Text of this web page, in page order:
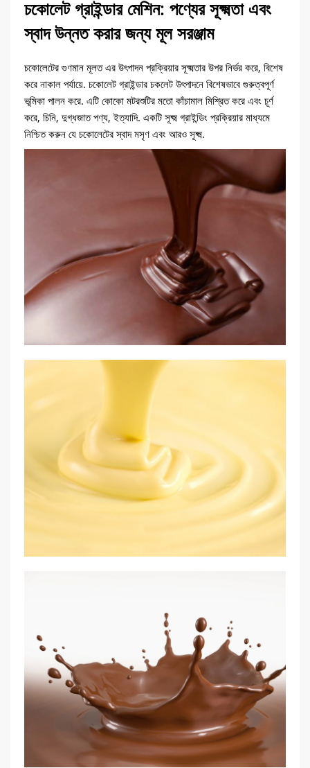
চকোলেট গ্রাইন্ডার মেশিন: পণ্যের সূক্ষ্মতা এবং
স্বাদ উন্নত করার জন্য মূল সরঞ্জাম
চকোলেটের গুণমান মূলত এর উৎপাদন প্রক্রিয়ার সূক্ষ্মতার উপর নির্ভর করে, বিশেষ
করে নাকাল পর্যায়ে. চকোলেট গ্রাইন্ডার চকলেট উৎপাদনে বিশেষভাবে গুরুত্বপূর্ণ
ভূমিকা পালন করে. এটি কোকো মটরশুটির মতো কাঁচামাল মিশ্রিত করে এবং চূর্ণ
করে, চিনি, দুগ্ধজাত পণ্য, ইত্যাদি. একটি সূক্ষ্ম গ্রাইন্ডিং প্রক্রিয়ার মাধ্যমে
নিশ্চিত করুন যে চকোলেটের স্বাদ মসৃণ এবং আরও সূক্ষ্ম.